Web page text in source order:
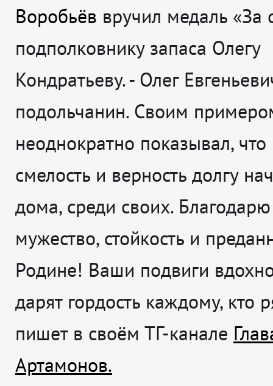
Воробьёв вручил медаль «За
подполковнику запаса Олегу
Кондратьеву.- Олег
подольчанин. Своим
неоднократно показывал,
смелость и верность долгу
дома, среди своих.
мужество, стойкость и
Родине! Ваши подвиги
дарят гордость каждому, кто
пишет в своём ТГ-канале
Артамонов.